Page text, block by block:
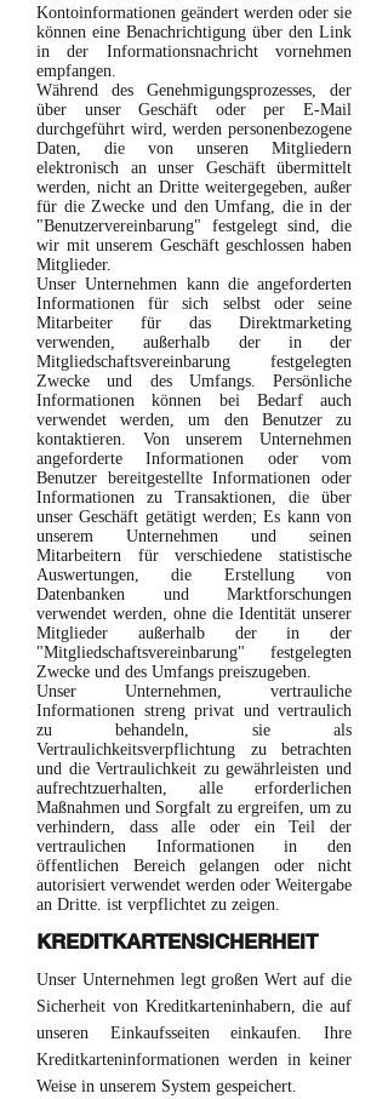
Kontoinformationen geändert werden oder sie
können eine Benachrichtigung über den Link
in der Informationsnachricht vornehmen
empfangen.
Während des Genehmigungsprozesses, der
über unser Geschäft oder per E-Mail
durchgeführt wird, werden personenbezogene
Daten, die von unseren Mitgliedern
elektronisch an unser Geschäft übermittelt
werden, nicht an Dritte weitergegeben, außer
für die Zwecke und den Umfang, die in der
"Benutzervereinbarung" festgelegt sind, die
wir mit unserem Geschäft geschlossen haben
Mitglieder.
Unser Unternehmen kann die angeforderten
Informationen für sich selbst oder seine
Mitarbeiter für das Direktmarketing
verwenden, außerhalb der in der
Mitgliedschaftsvereinbarung festgelegten
Zwecke und des Umfangs. Persönliche
Informationen können bei Bedarf auch
verwendet werden, um den Benutzer zu
kontaktieren. Von unserem Unternehmen
angeforderte Informationen oder vom
Benutzer bereitgestellte Informationen oder
Informationen zu Transaktionen, die über
unser Geschäft getätigt werden; Es kann von
unserem Unternehmen und seinen
Mitarbeitern für verschiedene statistische
Auswertungen, die Erstellung von
Datenbanken und Marktforschungen
verwendet werden, ohne die Identität unserer
Mitglieder außerhalb der in der
"Mitgliedschaftsvereinbarung" festgelegten
Zwecke und des Umfangs preiszugeben.
Unser Unternehmen, vertrauliche
Informationen streng privat und vertraulich
zu behandeln, sie als
Vertraulichkeitsverpflichtung zu betrachten
und die Vertraulichkeit zu gewährleisten und
aufrechtzuerhalten, alle erforderlichen
Maßnahmen und Sorgfalt zu ergreifen, um zu
verhindern, dass alle oder ein Teil der
vertraulichen Informationen in den
öffentlichen Bereich gelangen oder nicht
autorisiert verwendet werden oder Weitergabe
an Dritte. ist verpflichtet zu zeigen.
KREDITKARTENSICHERHEIT
Unser Unternehmen legt großen Wert auf die
Sicherheit von Kreditkarteninhabern, die auf
unseren Einkaufsseiten einkaufen. Ihre
Kreditkarteninformationen werden in keiner
Weise in unserem System gespeichert.